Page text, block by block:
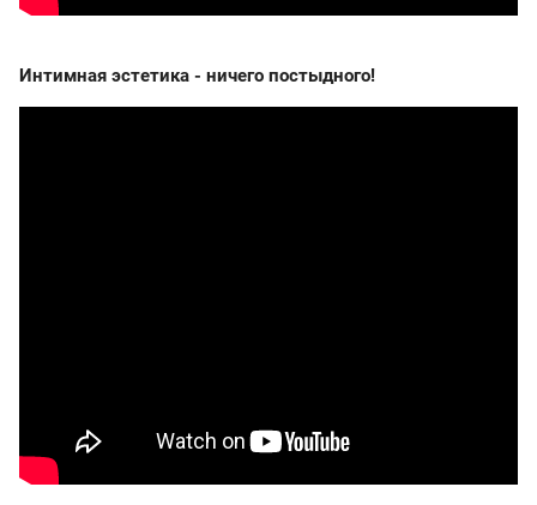
Интимная эстетика - ничего постыдного!